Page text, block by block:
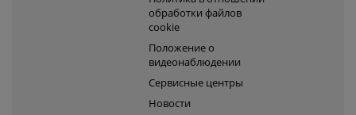
обработки файлов
cookie
Положение о
видеонаблюдении
Сервисные центры
Новости